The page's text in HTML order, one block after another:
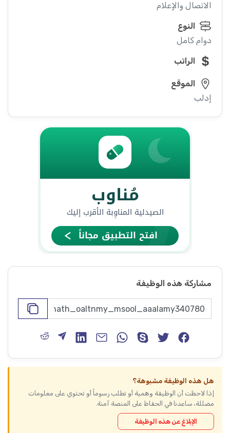
الاتصال والإعلام
النوع
دوام كامل
الراتب
الموقع
إدلب
مشاركة هذه الوظيفة
هل هذه الوظيفة مشبوهة؟
إذا لاحظت أن الوظيفة وهمية أو تطلب رسوماً أو تحتوي على معلومات
مضللة، ساعدنا في الحفاظ على المنصة آمنة.
الإبلاغ عن هذه الوظيفة